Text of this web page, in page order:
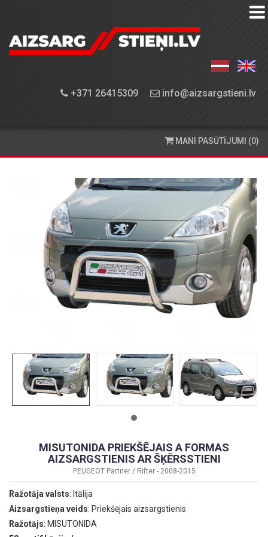
+371 26415309 info@aizsargstieni.lv
AIZSARGSTIEŅU
APRĪKOJUMA
PIEGĀDE
KONTAKTINFORMĀCIJA
MANI PASŪTĪJUMI (0)
MISUTONIDA PRIEKŠĒJAIS A FORMAS
AIZSARGSTIENIS AR ŠĶĒRSSTIENI
PEUGEOT Partner / Rifter - 2008-2015
Ražotāja valsts: Itālija
Aizsargstieņa veids: Priekšējais aizsargstienis
Ražotājs: MISUTONIDA